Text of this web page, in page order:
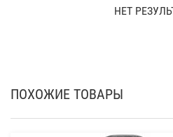
НЕТ
ПОХОЖИЕ ТОВАРЫ